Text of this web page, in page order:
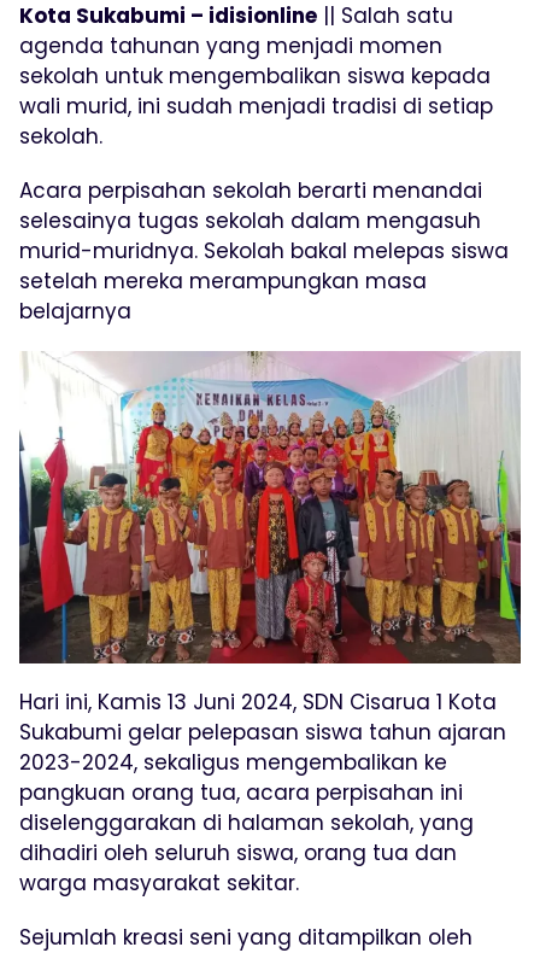
Kota Sukabumi – idisionline || Salah satu
agenda tahunan yang menjadi momen
sekolah untuk mengembalikan siswa kepada
wali murid, ini sudah menjadi tradisi di setiap
sekolah.
Acara perpisahan sekolah berarti menandai
selesainya tugas sekolah dalam mengasuh
murid-muridnya. Sekolah bakal melepas siswa
setelah mereka merampungkan masa
belajarnya
Hari ini, Kamis 13 Juni 2024, SDN Cisarua 1 Kota
Sukabumi gelar pelepasan siswa tahun ajaran
2023-2024, sekaligus mengembalikan ke
pangkuan orang tua, acara perpisahan ini
diselenggarakan di halaman sekolah, yang
dihadiri oleh seluruh siswa, orang tua dan
warga masyarakat sekitar.
Sejumlah kreasi seni yang ditampilkan oleh